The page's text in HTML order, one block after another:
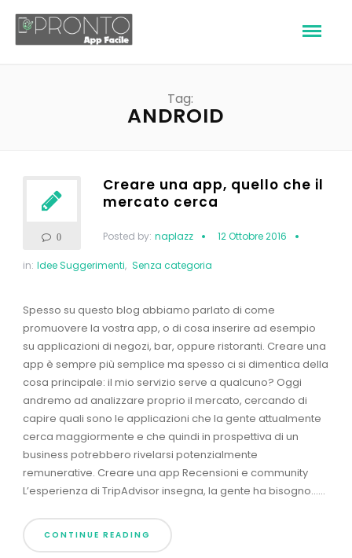
Tag:
ANDROID
0
Creare una app, quello che il
mercato cerca
Posted by: naplazz 12 Ottobre 2016
in: Idee Suggerimenti, Senza categoria
Spesso su questo blog abbiamo parlato di come
promuovere la vostra app, o di cosa inserire ad esempio
su applicazioni di negozi, bar, oppure ristoranti. Creare una
app è sempre più semplice ma spesso ci si dimentica della
cosa principale: il mio servizio serve a qualcuno? Oggi
andremo ad analizzare proprio il mercato, cercando di
capire quali sono le applicazioni che la gente attualmente
cerca maggiormente e che quindi in prospettiva di un
business potrebbero rivelarsi potenzialmente
remunerative. Creare una app Recensioni e community
L’esperienza di TripAdvisor insegna, la gente ha bisogno......
CONTINUE READING